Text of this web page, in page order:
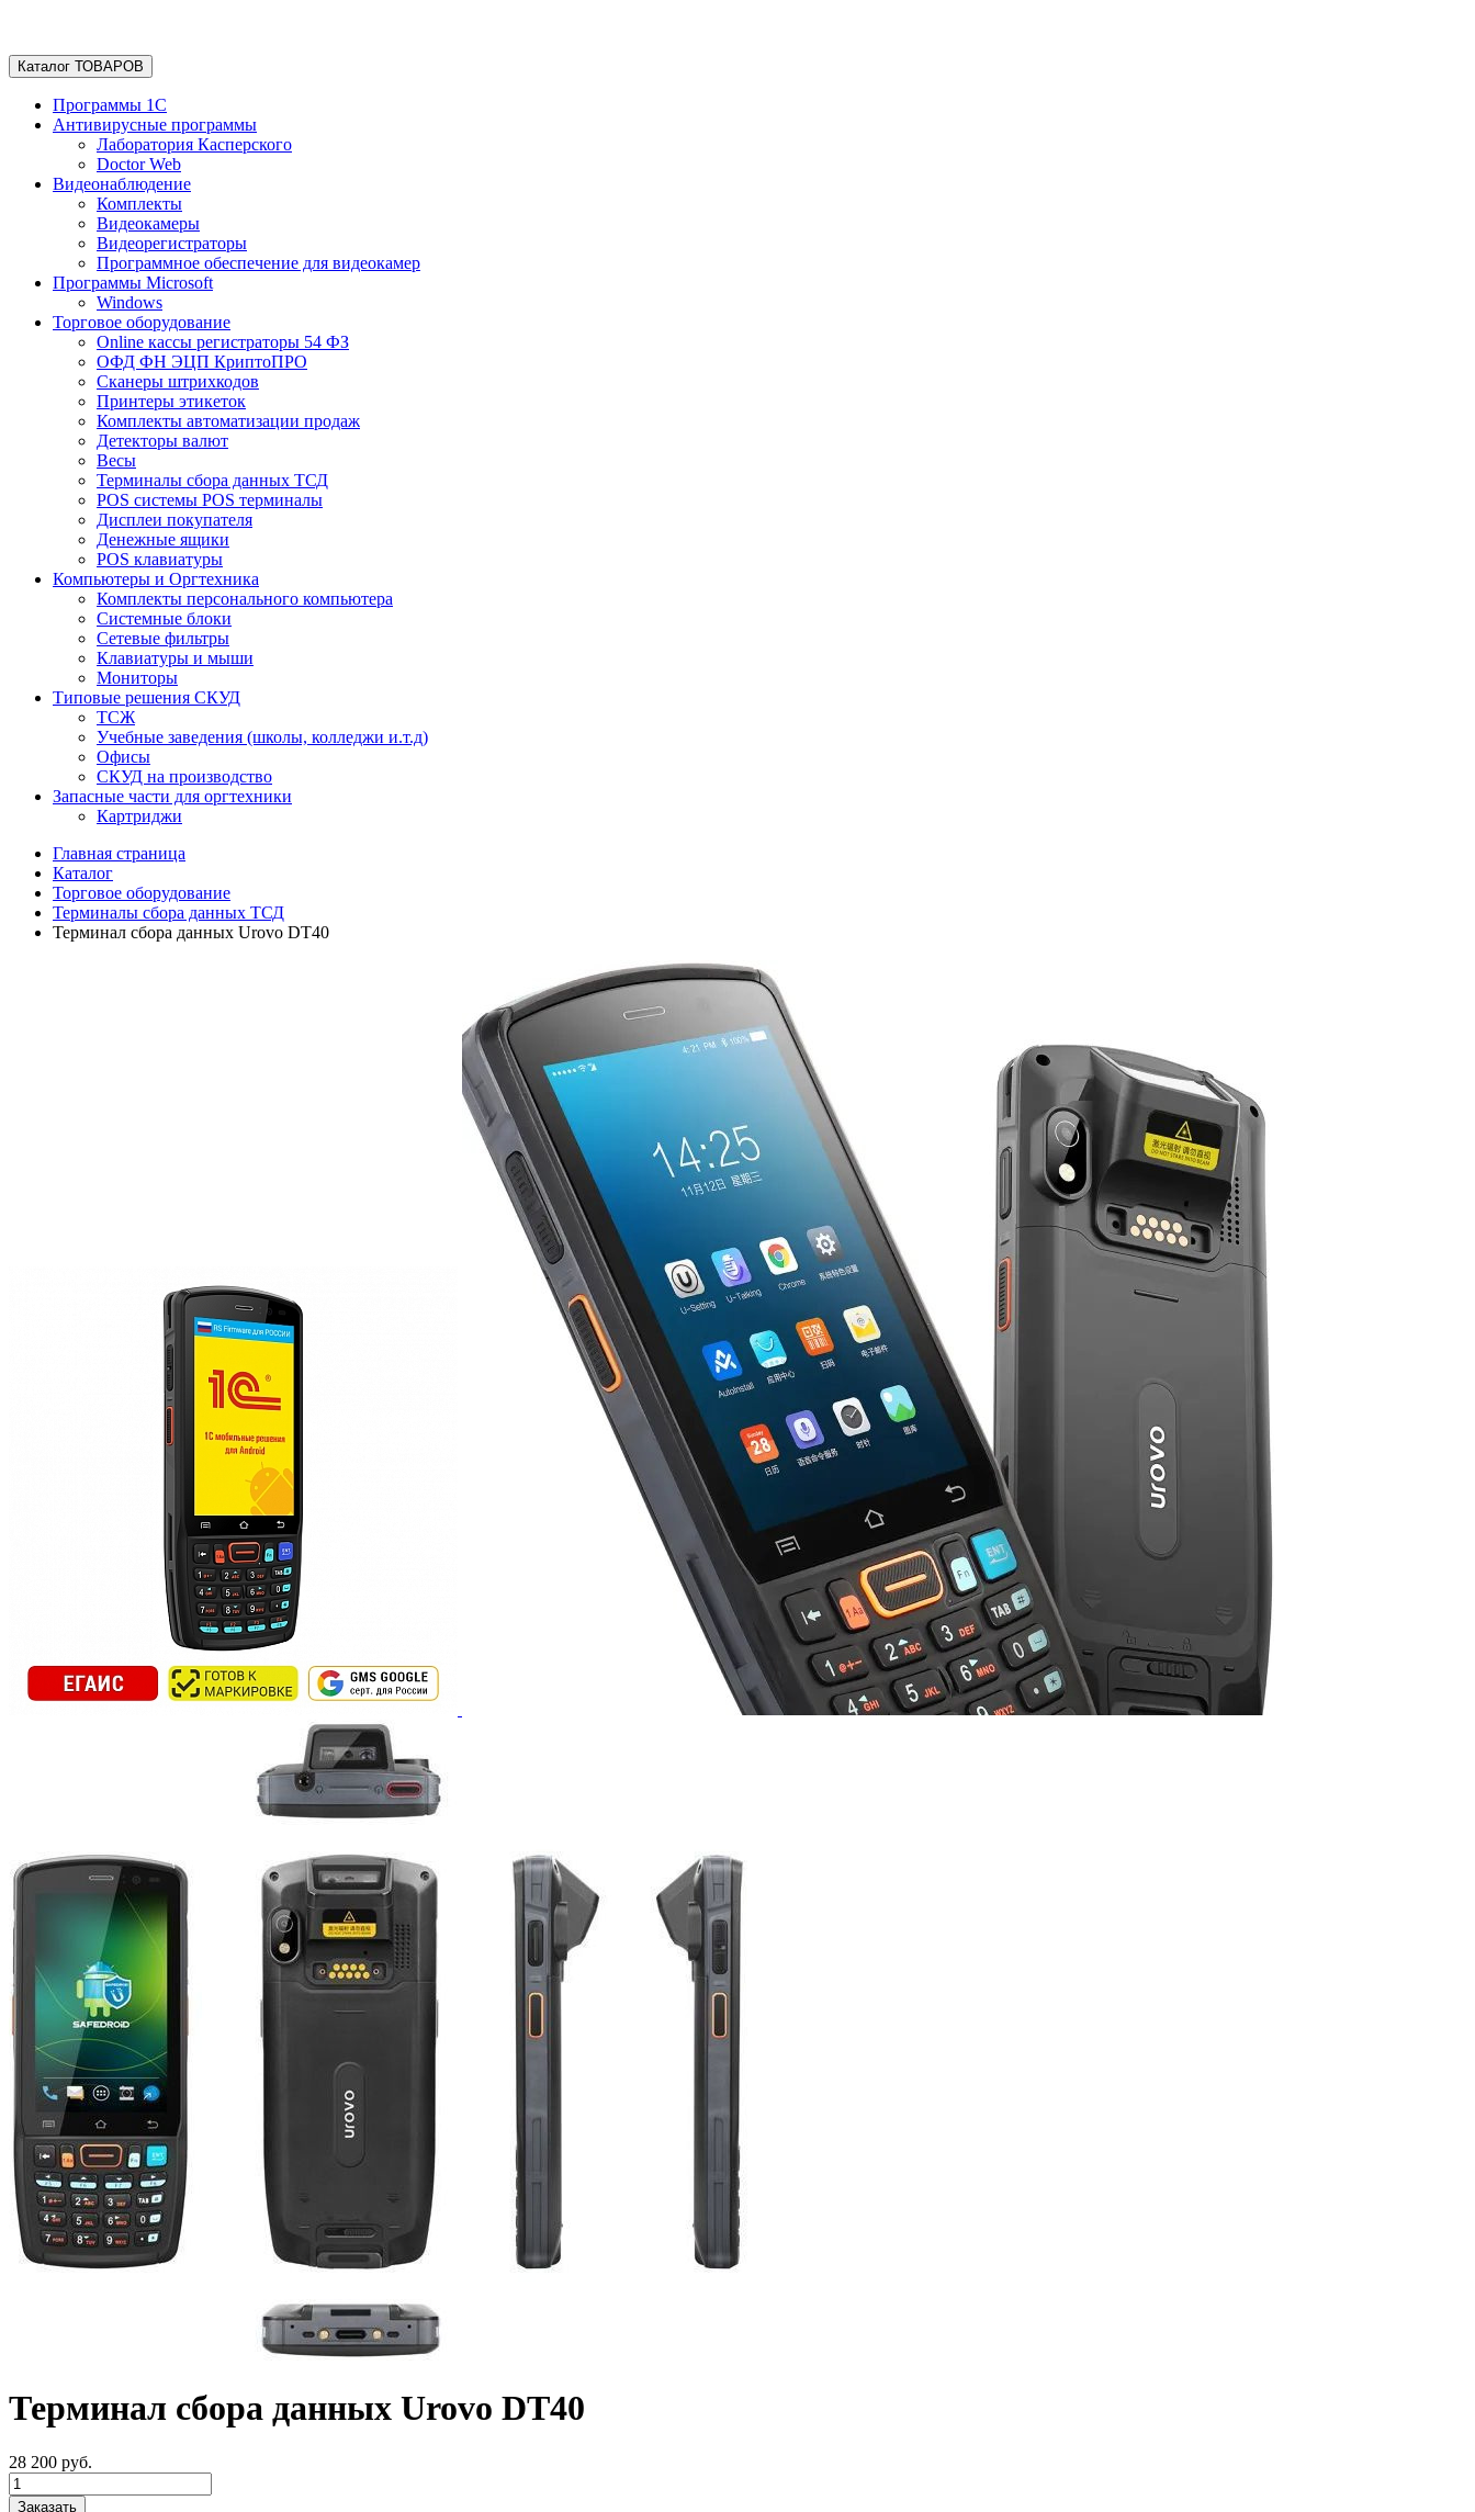
Каталог ТОВАРОВ
Программы 1С
Антивирусные программы
Лаборатория Касперского
Doctor Web
Видеонаблюдение
Комплекты
Видеокамеры
Видеорегистраторы
Программное обеспечение для видеокамер
Программы Microsoft
Windows
Торговое оборудование
Online кассы регистраторы 54 ФЗ
ОФД ФН ЭЦП КриптоПРО
Сканеры штрихкодов
Принтеры этикеток
Комплекты автоматизации продаж
Детекторы валют
Весы
Терминалы сбора данных ТСД
POS системы POS терминалы
Дисплеи покупателя
Денежные ящики
POS клавиатуры
Компьютеры и Оргтехника
Комплекты персонального компьютера
Системные блоки
Сетевые фильтры
Клавиатуры и мыши
Мониторы
Типовые решения СКУД
ТСЖ
Учебные заведения (школы, колледжи и.т.д)
Офисы
СКУД на производство
Запасные части для оргтехники
Картриджи
Главная страница
Каталог
Торговое оборудование
Терминалы сбора данных ТСД
Терминал сбора данных Urovo DT40
Терминал сбора данных Urovo DT40
28 200 руб.
Заказать